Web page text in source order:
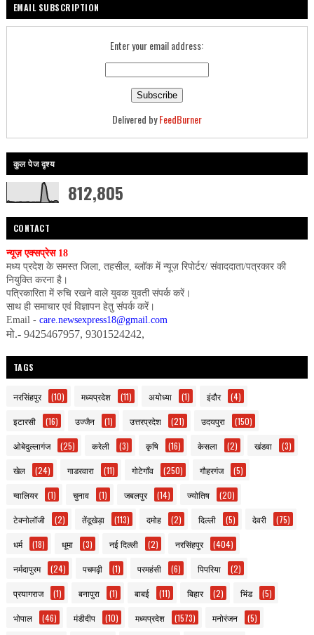
EMAIL SUBSCRIPTION
Enter your email address:
Delivered byFeedBurner
कुल पेज दृश्य
812,805
CONTACT
न्यूज़ एक्सप्रेस 18
मध्य प्रदेश के समस्त जिला, तहसील, ब्लॉक में न्यूज़ रिपोर्टर/ संवाददाता/पत्रकार की
नियुक्ति करना है।
पत्रिकारिता में रुचि रखने वाले युवक युवती संपर्क करें।
साथ ही समाचार एवं विज्ञापन हेतु संपर्क करें।
Email - care.newsexpress18@gmail.com
मो.- 9425467957, 9301524242,
TAGS
नरसिंहपुर (10) मध्यप्रदेश (11) अयोध्या (1) इंदौर (4)
इटारसी (16) उज्जैन (1) उत्तरप्रदेश (21) उदयपुरा (150)
ओबेदुल्लागंज (25) करेली (3) कृषि (16) केसला (2) खंडवा (3)
खेल (24) गाडरवारा (11) गोटेगाँव (250) गौहरगंज (5)
ग्वालियर (1) चुनाव (1) जबलपुर (14) ज्योतिष (20)
टेक्नोलॉजी (2) तेंदूखेड़ा (113) दमोह (2) दिल्ली (5) देवरी (75)
धर्म (18) धूमा (3) नई दिल्ली (2) नरसिंहपुर (404)
नर्मदापुरम (24) पचमढ़ी (1) परमहंसी (6) पिपरिया (2)
प्रयागराज (1) बनापुरा (1) बाबई (11) बिहार (2) भिंड (5)
भोपाल (46) मंडीदीप (10) मध्यप्रदेश (1573) मनोरंजन (5)